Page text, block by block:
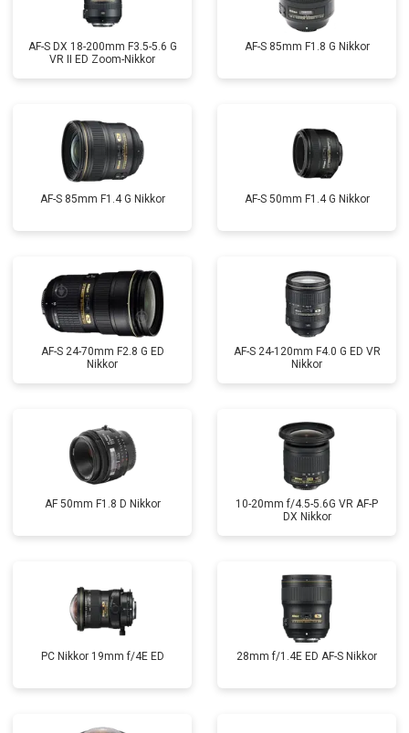
AF-S DX 18-200mm F3.5-5.6 G
VR II ED Zoom-Nikkor
AF-S 85mm F1.8 G Nikkor
AF-S 85mm F1.4 G Nikkor AF-S 50mm F1.4 G Nikkor
AF-S 24-70mm F2.8 G ED
Nikkor
AF-S 24-120mm F4.0 G ED VR
Nikkor
AF 50mm F1.8 D Nikkor
10-20mm f/4.5-5.6G VR AF-P
DX Nikkor
PC Nikkor 19mm f/4E ED 28mm f/1.4E ED AF-S Nikkor